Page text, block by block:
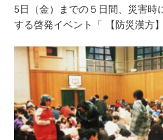
5日（金）までの５日間、災害時
する啓発イベント「 【防災漢方